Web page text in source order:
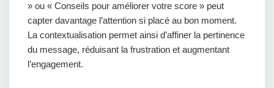
» ou « Conseils pour améliorer votre score » peut
capter davantage l’attention si placé au bon moment.
La contextualisation permet ainsi d’affiner la pertinence
du message, réduisant la frustration et augmentant
l’engagement.